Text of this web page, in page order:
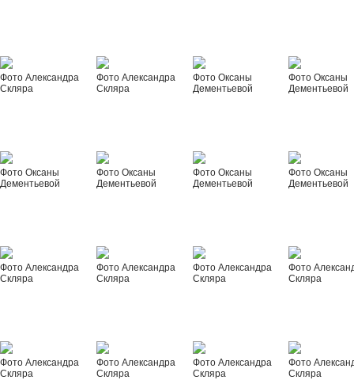
Фото Александра
Скляра
Фото Александра
Скляра
Фото Оксаны
Дементьевой
Фото Оксаны
Дементьевой
Фото Оксаны
Дементьевой
Фото Оксаны
Дементьевой
Фото Оксаны
Дементьевой
Фото Оксаны
Дементьевой
Фото Александра
Скляра
Фото Александра
Скляра
Фото Александра
Скляра
Фото
Скляра
Фото Александра
Скляра
Фото Александра
Скляра
Фото Александра
Скляра
Фото
Скляра